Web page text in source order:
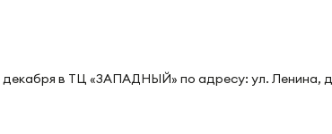
декабря в ТЦ «ЗАПАДНЫЙ» по адресу: ул. Ленина,